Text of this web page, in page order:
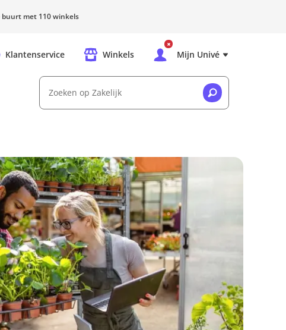
buurt met 110 winkels
Klantenservice Winkels Mijn Univé
Zoeken op Zakelijk